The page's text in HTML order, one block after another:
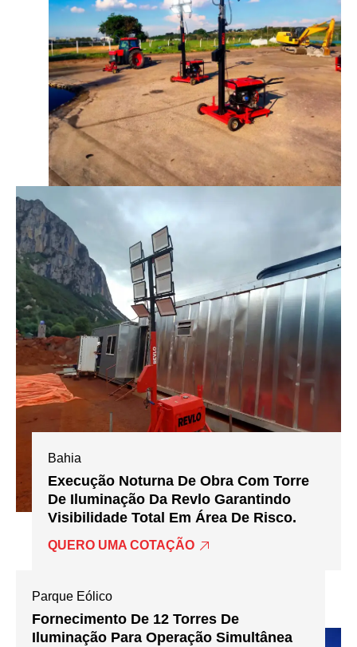
Bahia
Execução Noturna De Obra Com Torre
De Iluminação Da Revlo Garantindo
Visibilidade Total Em Área De Risco.
QUERO UMA COTAÇÃO
Parque Eólico
Fornecimento De 12 Torres De
Iluminação Para Operação Simultânea